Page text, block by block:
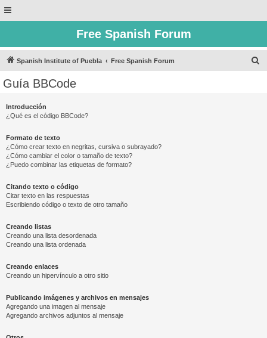
Free Spanish Forum
Spanish Institute of Puebla Free Spanish Forum
Guía BBCode
Introducción
¿Qué es el código BBCode?
Formato de texto
¿Cómo crear texto en negritas, cursiva o subrayado?
¿Cómo cambiar el color o tamaño de texto?
¿Puedo combinar las etiquetas de formato?
Citando texto o código
Citar texto en las respuestas
Escribiendo código o texto de otro tamaño
Creando listas
Creando una lista desordenada
Creando una lista ordenada
Creando enlaces
Creando un hipervínculo a otro sitio
Publicando imágenes y archivos en mensajes
Agregando una imagen al mensaje
Agregando archivos adjuntos al mensaje